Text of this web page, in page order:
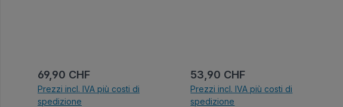
Offiziell lizenziert von
Dragon Ball.
Prezzo normale:
69,90 CHF
Prezzi incl. IVA più costi di
spedizione
Prezzo normale:
53,90 CHF
Prezzi incl. IVA più costi di
spedizione